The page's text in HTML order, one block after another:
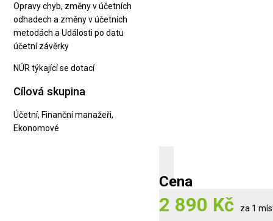
Cena
2 890 Kč za 1
Opravy chyb, změny v účetních
odhadech a změny v účetních
metodách a Události po datu
účetní závěrky
NÚR týkající se dotací
Cílová skupina
Účetní, Finanční manažeři,
Ekonomové